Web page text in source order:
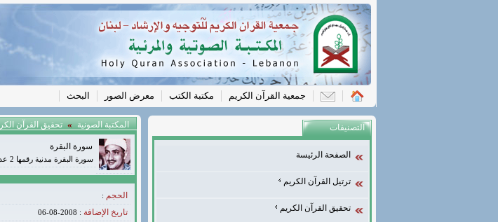
جمعية القرآن الكريم مكتبة الكتب معرض الصور البحث
المكتبة الصونية » تحقيق القرآن
سورة البقرة
سورة البقرة مدنية رقمها 2 عدد آياتها 286
الحجم :
تاريخ الإضافة : 2008-08-06
التصنيفات
الصفحة الرئيسة
ترتيل القرآن الكريم
تحقيق القرآن الكريم